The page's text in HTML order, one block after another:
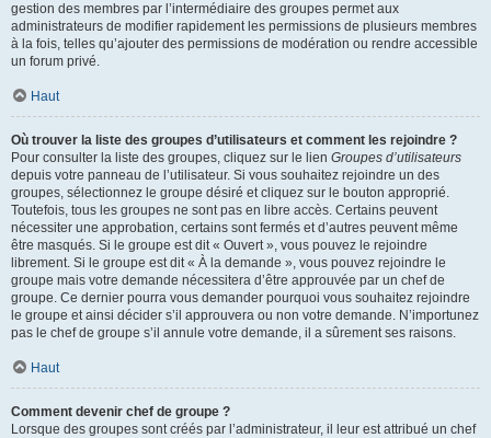
gestion des membres par l’intermédiaire des groupes permet aux
administrateurs de modifier rapidement les permissions de plusieurs membres
à la fois, telles qu’ajouter des permissions de modération ou rendre accessible
un forum privé.
Haut
Où trouver la liste des groupes d’utilisateurs et comment les rejoindre ?
Pour consulter la liste des groupes, cliquez sur le lien Groupes d’utilisateurs
depuis votre panneau de l’utilisateur. Si vous souhaitez rejoindre un des
groupes, sélectionnez le groupe désiré et cliquez sur le bouton approprié.
Toutefois, tous les groupes ne sont pas en libre accès. Certains peuvent
nécessiter une approbation, certains sont fermés et d’autres peuvent même
être masqués. Si le groupe est dit « Ouvert », vous pouvez le rejoindre
librement. Si le groupe est dit « À la demande », vous pouvez rejoindre le
groupe mais votre demande nécessitera d’être approuvée par un chef de
groupe. Ce dernier pourra vous demander pourquoi vous souhaitez rejoindre
le groupe et ainsi décider s’il approuvera ou non votre demande. N’importunez
pas le chef de groupe s’il annule votre demande, il a sûrement ses raisons.
Haut
Comment devenir chef de groupe ?
Lorsque des groupes sont créés par l’administrateur, il leur est attribué un chef